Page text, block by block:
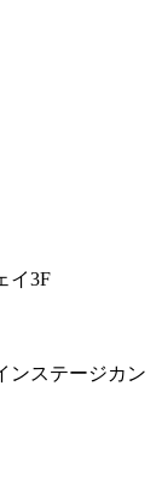
イ3F
ンステージカン